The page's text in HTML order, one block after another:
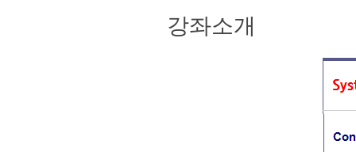
강좌소개